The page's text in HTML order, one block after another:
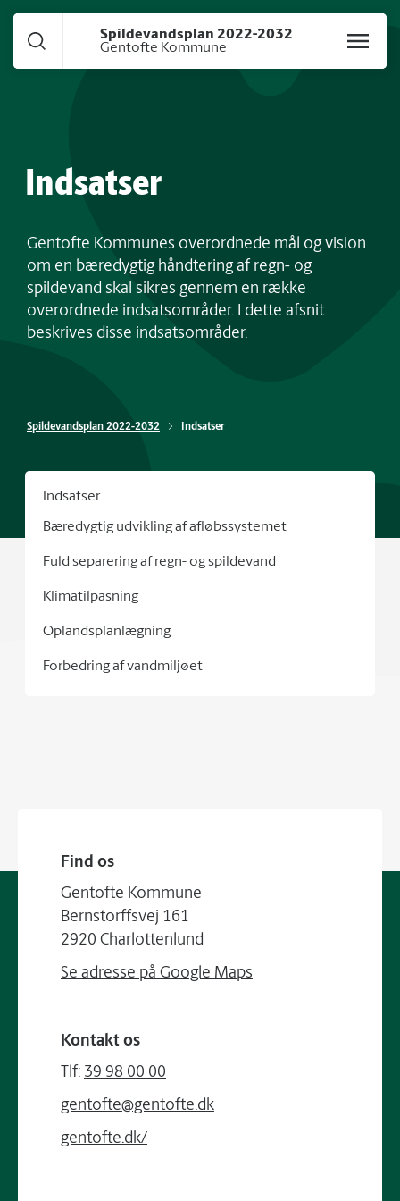
Spildevandsplan 2022-2032
Gentofte Kommune
Indsatser
Gentofte Kommunes overordnede mål og vision
om en bæredygtig håndtering af regn- og
spildevand skal sikres gennem en række
overordnede indsatsområder. I dette afsnit
beskrives disse indsatsområder.
Spildevandsplan 2022-2032 Indsatser
Indsatser
Bæredygtig udvikling af afløbssystemet
Fuld separering af regn- og spildevand
Klimatilpasning
Oplandsplanlægning
Forbedring af vandmiljøet
Find os
Gentofte Kommune
Bernstorffsvej 161
2920 Charlottenlund
Se adresse på Google Maps
Kontakt os
Tlf: 39 98 00 00
gentofte@gentofte.dk
gentofte.dk/